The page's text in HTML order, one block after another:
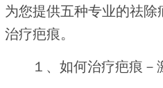
为您提供五种专业的祛
治疗疤痕。
１、如何治疗疤痕－